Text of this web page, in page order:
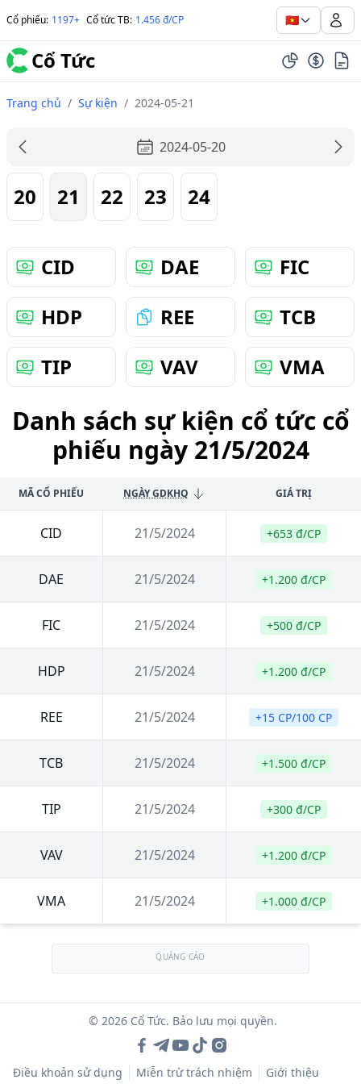
Cổ phiếu: 1197+ Cổ tức TB: 1.456 đ/CP 🇻🇳
Cổ Tức
Trang chủ / Sự kiện / 2024-05-21
2024-05-20
20 21 22 23 24
CID DAE
FIC
HDP
REE
TCB
TIP
VAV VMA
Danh sách sự kiện cổ tức cổ
phiếu ngày 21/5/2024
MÃ CỔ PHIẾU NGÀY GDKHQ GIÁ TRỊ
CID 21/5/2024 +653 đ/CP
DAE 21/5/2024 +1.200 đ/CP
FIC 21/5/2024 +500 đ/CP
HDP 21/5/2024 +1.200 đ/CP
REE 21/5/2024 +15 CP/100 CP
TCB 21/5/2024 +1.500 đ/CP
TIP 21/5/2024 +300 đ/CP
VAV 21/5/2024 +1.200 đ/CP
VMA 21/5/2024 +1.000 đ/CP
QUẢNG CÁO
© 2026 Cổ Tức. Bảo lưu mọi quyền.
Điều khoản sử dụng Miễn trừ trách nhiệm Giới thiệu